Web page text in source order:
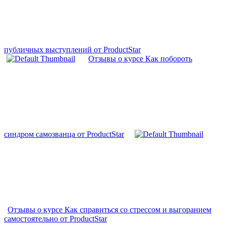
публичных выступлений от ProductStar
Отзывы о курсе Как побороть
синдром самозванца от ProductStar
Отзывы о курсе Как справиться со стрессом и выгоранием
самостоятельно от ProductStar